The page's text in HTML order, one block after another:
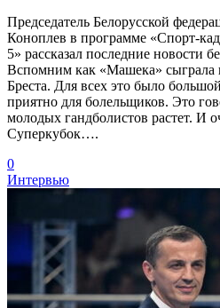
Председатель Белорусской
Коноплев в программе «Спорт-
5» рассказал последние новости
Вспомним как «Машека» сыграла
Бреста. Для всех это было
приятно для болельщиков. Это
молодых гандболистов растет. И
Суперкубок….
0
Интервью